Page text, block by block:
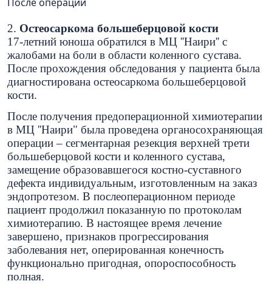
2. Остеосаркома большеберцовой кости
17-летний юноша обратился в МЦ ''Наири'' с
жалобами на боли в области коленного сустава.
После прохождения обследования у пациента была
диагностирована остеосаркома большеберцовой
кости.
После получения предоперационной химиотерапии
в МЦ ''Наири" была проведена органосохраняющая
операции – сегментарная резекция верхней трети
большеберцовой кости и коленного сустава,
замещение образовавшегося костно-суставного
дефекта индивидуальным, изготовленным на заказ
эндопротезом. В послеоперационном периоде
пациент продолжил показанную по протоколам
химиотерапию. В настоящее время лечение
завершено, признаков прогрессирования
заболевания нет, оперированная конечность
функционально пригодная, опороспособность
полная.